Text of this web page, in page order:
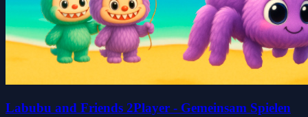
Labubu and Friends 2Player - Gemeinsam Spielen